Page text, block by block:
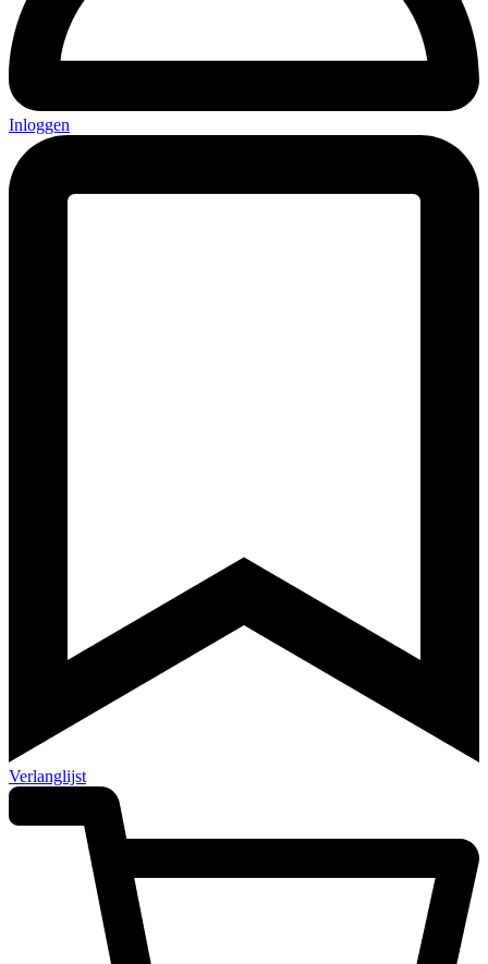
Inloggen
Verlanglijst